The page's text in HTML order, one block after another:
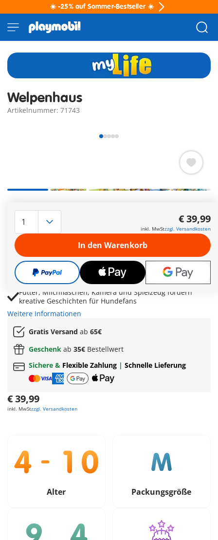
☀️ -25% auf Sommer-Bestseller ☀️
Welpenhaus
Artikelnummer: 71743
Pflegestation mit Waschwanne, Waage und Schürze sorgt
für abwechslungsreiche Rollenspiele
Doppelleine ermöglicht gemeinsame Spaziergänge und
fröhliche Abenteuer mit kleinen Hunden
Rasierer, Schere, Sprühflasche und Handtuch bieten
detailreiches Zubehör zur Fellpflege
Futter, Milchflaschen, Kamera und Spielzeug fördern
kreative Geschichten für Hundefans
Weitere Informationen
Gratis Versand ab 65€
Geschenk ab 35€ Bestellwert
Sichere & Flexible Zahlung | Schnelle Lieferung
€ 39,99
inkl. MwStzzgl. Versandkosten
€ 39,99
inkl. MwStzzgl. Versandkosten
In den Warenkorb
Alter Packungsgröße